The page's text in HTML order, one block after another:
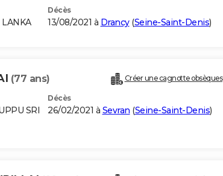
LANKA
Décès
13/08/2021 à Drancy(Seine-Saint-Denis)
(77 ans) Créer une cagnotte obsèques
SRI
Décès
26/02/2021 à Sevran (Seine-Saint-Denis)